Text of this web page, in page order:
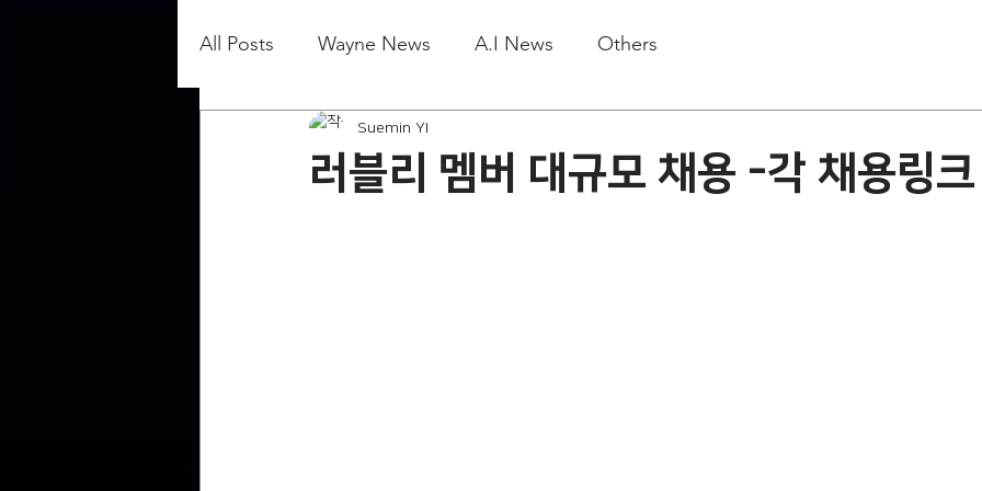
All Posts Wayne News A.I News Others
러블리 멤버 대규모 채용 -각 채용링
Suemin YI